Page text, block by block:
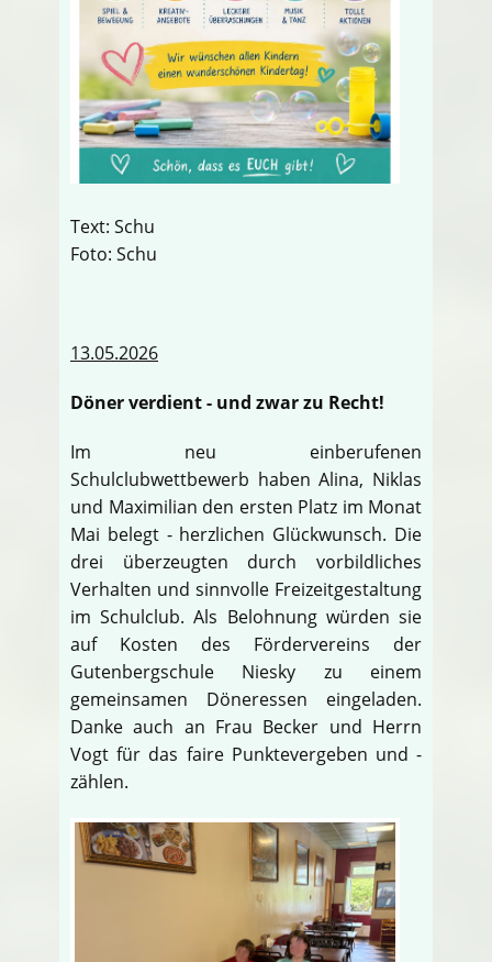
Text: Schu
Foto: Schu
13.05.2026
Döner verdient - und zwar zu Recht!
Im neu einberufenen
Schulclubwettbewerb haben Alina, Niklas
und Maximilian den ersten Platz im Monat
Mai belegt - herzlichen Glückwunsch. Die
drei überzeugten durch vorbildliches
Verhalten und sinnvolle Freizeitgestaltung
im Schulclub. Als Belohnung würden sie
auf Kosten des Fördervereins der
Gutenbergschule Niesky zu einem
gemeinsamen Döneressen eingeladen.
Danke auch an Frau Becker und Herrn
Vogt für das faire Punktevergeben und -
zählen.